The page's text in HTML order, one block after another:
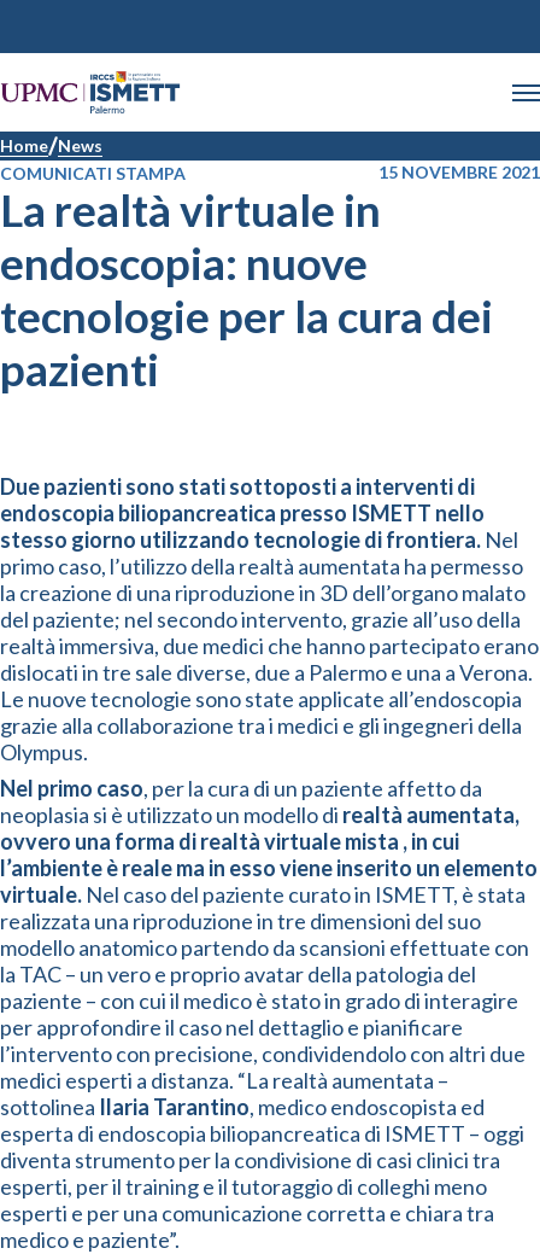
Home News
COMUNICATI STAMPA
15 NOVEMBRE 2021
La realtà virtuale in
endoscopia: nuove
tecnologie per la cura dei
pazienti
Due pazienti sono stati sottoposti a interventi di
endoscopia biliopancreatica presso ISMETT nello
stesso giorno utilizzando tecnologie di frontiera. Nel
primo caso, l’utilizzo della realtà aumentata ha permesso
la creazione di una riproduzione in 3D dell’organo malato
del paziente; nel secondo intervento, grazie all’uso della
realtà immersiva, due medici che hanno partecipato erano
dislocati in tre sale diverse, due a Palermo e una a Verona.
Le nuove tecnologie sono state applicate all’endoscopia
grazie alla collaborazione tra i medici e gli ingegneri della
Olympus.
Nel primo caso, per la cura di un paziente affetto da
neoplasia si è utilizzato un modello di realtà aumentata,
ovvero una forma di realtà virtuale mista , in cui
l’ambiente è reale ma in esso viene inserito un elemento
virtuale. Nel caso del paziente curato in ISMETT, è stata
realizzata una riproduzione in tre dimensioni del suo
modello anatomico partendo da scansioni effettuate con
la TAC – un vero e proprio avatar della patologia del
paziente – con cui il medico è stato in grado di interagire
per approfondire il caso nel dettaglio e pianificare
l’intervento con precisione, condividendolo con altri due
medici esperti a distanza. “La realtà aumentata –
sottolinea Ilaria Tarantino, medico endoscopista ed
esperta di endoscopia biliopancreatica di ISMETT – oggi
diventa strumento per la condivisione di casi clinici tra
esperti, per il training e il tutoraggio di colleghi meno
esperti e per una comunicazione corretta e chiara tra
medico e paziente”.